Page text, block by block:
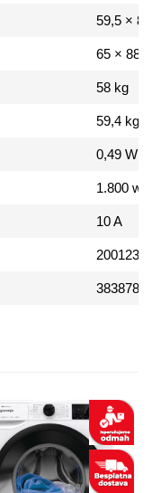
59,5 ×
65 × 88
58 kg
59,4 kg
0,49 W
1.800 w
10 A